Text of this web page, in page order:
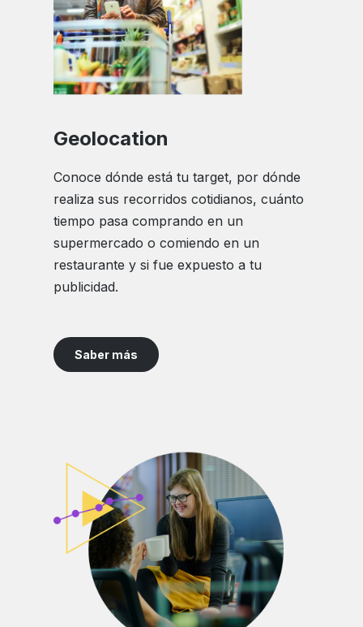
Geolocation
Conoce dónde está tu target, por dónde
realiza sus recorridos cotidianos, cuánto
tiempo pasa comprando en un
supermercado o comiendo en un
restaurante y si fue expuesto a tu
publicidad.
Saber más